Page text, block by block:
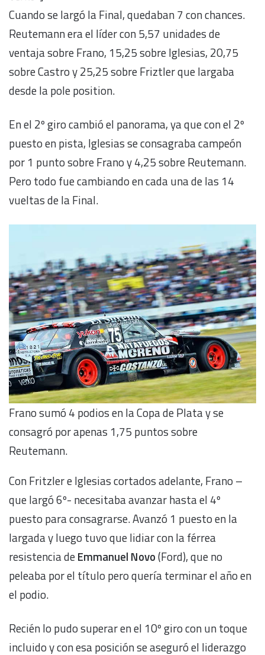
Cuando se largó la Final, quedaban 7 con chances.
Reutemann era el líder con 5,57 unidades de
ventaja sobre Frano, 15,25 sobre Iglesias, 20,75
sobre Castro y 25,25 sobre Friztler que largaba
desde la pole position.
En el 2º giro cambió el panorama, ya que con el 2º
puesto en pista, Iglesias se consagraba campeón
por 1 punto sobre Frano y 4,25 sobre Reutemann.
Pero todo fue cambiando en cada una de las 14
vueltas de la Final.
Frano sumó 4 podios en la Copa de Plata y se
consagró por apenas 1,75 puntos sobre
Reutemann.
Con Fritzler e Iglesias cortados adelante, Frano –
que largó 6º- necesitaba avanzar hasta el 4º
puesto para consagrarse. Avanzó 1 puesto en la
largada y luego tuvo que lidiar con la férrea
resistencia deEmmanuel Novo(Ford), que no
peleaba por el título pero quería terminar el año en
el podio.
Recién lo pudo superar en el 10º giro con un toque
incluido y con esa posición se aseguró el liderazgo